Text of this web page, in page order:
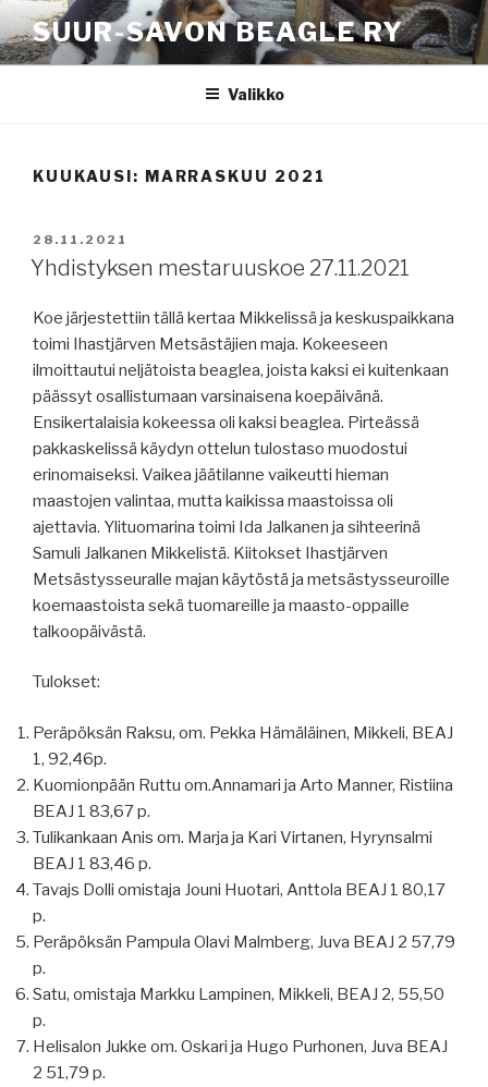
Siirry
sisältöönSUUR-SAVON BEAGLE RY
Valikko
KUUKAUSI: MARRASKUU 2021
JULKAISTU
28.11.2021
Yhdistyksen mestaruuskoe 27.11.2021
Koe järjestettiin tällä kertaa Mikkelissä ja keskuspaikkana
toimi Ihastjärven Metsästäjien maja. Kokeeseen
ilmoittautui neljätoista beaglea, joista kaksi ei kuitenkaan
päässyt osallistumaan varsinaisena koepäivänä.
Ensikertalaisia kokeessa oli kaksi beaglea. Pirteässä
pakkaskelissä käydyn ottelun tulostaso muodostui
erinomaiseksi. Vaikea jäätilanne vaikeutti hieman
maastojen valintaa, mutta kaikissa maastoissa oli
ajettavia. Ylituomarina toimi Ida Jalkanen ja sihteerinä
Samuli Jalkanen Mikkelistä. Kiitokset Ihastjärven
Metsästysseuralle majan käytöstä ja metsästysseuroille
koemaastoista sekä tuomareille ja maasto-oppaille
talkoopäivästä.
Tulokset:
Peräpöksän Raksu, om. Pekka Hämäläinen, Mikkeli, BEAJ
1, 92,46p.
Kuomionpään Ruttu om.Annamari ja Arto Manner, Ristiina
BEAJ 1 83,67 p.
Tulikankaan Anis om. Marja ja Kari Virtanen, Hyrynsalmi
BEAJ 1 83,46 p.
Tavajs Dolli omistaja Jouni Huotari, Anttola BEAJ 1 80,17
p.
Peräpöksän Pampula Olavi Malmberg, Juva BEAJ 2 57,79
p.
Satu, omistaja Markku Lampinen, Mikkeli, BEAJ 2, 55,50
p.
Helisalon Jukke om. Oskari ja Hugo Purhonen, Juva BEAJ
2 51,79 p.